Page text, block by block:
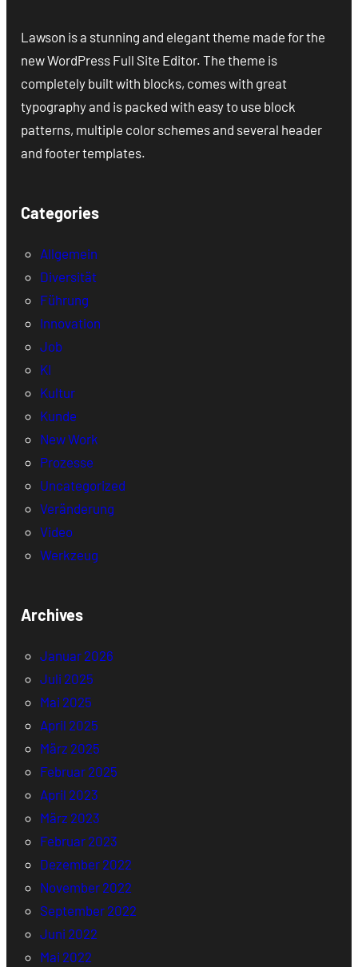
Lawson is a stunning and elegant theme made for the
new WordPress Full Site Editor. The theme is
completely built with blocks, comes with great
typography and is packed with easy to use block
patterns, multiple color schemes and several header
and footer templates.
Categories
Allgemein
Diversität
Führung
Innovation
Job
KI
Kultur
Kunde
New Work
Prozesse
Uncategorized
Veränderung
Video
Werkzeug
Archives
Januar 2026
Juli 2025
Mai 2025
April 2025
März 2025
Februar 2025
April 2023
März 2023
Februar 2023
Dezember 2022
November 2022
September 2022
Juni 2022
Mai 2022